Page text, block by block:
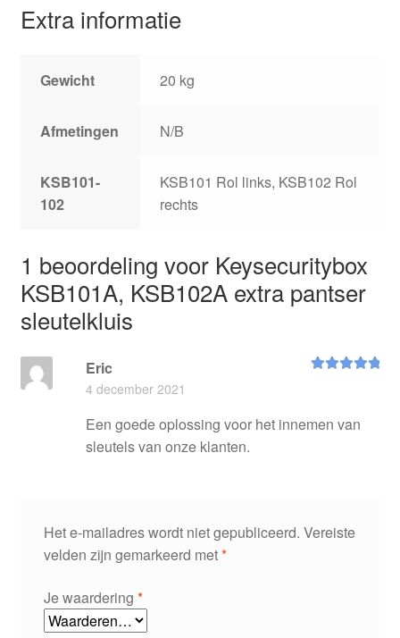
Extra informatie
Gewicht 20 kg
Afmetingen N/B
KSB101-
102
KSB101 Rol links, KSB102 Rol
rechts
1 beoordeling voor Keysecuritybox
KSB101A, KSB102A extra pantser
sleutelkluis
Eric
4 december 2021
Een goede oplossing voor het innemen van
sleutels van onze klanten.
Het e-mailadres wordt niet gepubliceerd. Vereiste
velden zijn gemarkeerd met*
Je waardering *